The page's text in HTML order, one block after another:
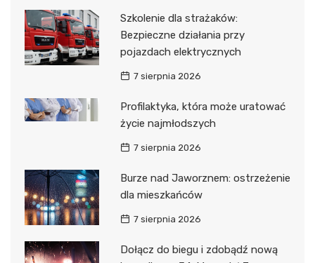
Szkolenie dla strażaków:
Bezpieczne działania przy
pojazdach elektrycznych
7 sierpnia 2026
Profilaktyka, która może uratować
życie najmłodszych
7 sierpnia 2026
Burze nad Jaworznem: ostrzeżenie
dla mieszkańców
7 sierpnia 2026
Dołącz do biegu i zdobądź nową